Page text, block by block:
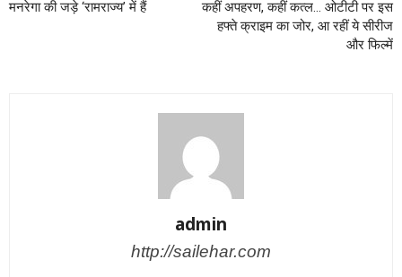
मनरेगा की जड़े ‘रामराज्य’ में हैं
कहीं अपहरण, कहीं कत्ल… ओटीटी पर इस
हफ्ते क्राइम का जोर, आ रहीं ये सीरीज
और फिल्में
admin
http://sailehar.com